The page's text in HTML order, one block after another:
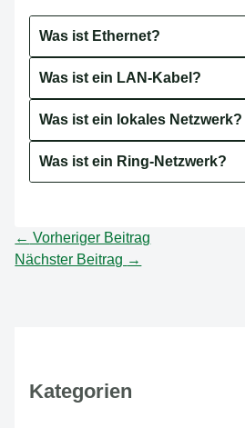
Was ist Ethernet?
Was ist ein LAN-Kabel?
Was ist ein lokales Netzwerk?
Was ist ein Ring-Netzwerk?
← Vorheriger Beitrag
Nächster Beitrag →
Kategorien